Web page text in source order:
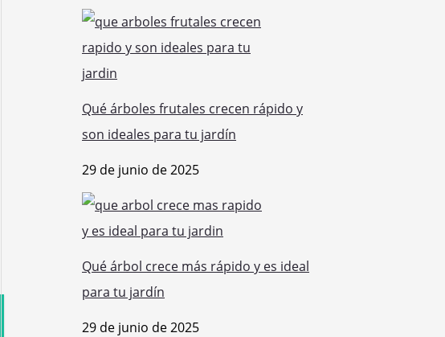
Qué árboles frutales crecen rápido y
son ideales para tu jardín
29 de junio de 2025
Qué árbol crece más rápido y es ideal
para tu jardín
29 de junio de 2025